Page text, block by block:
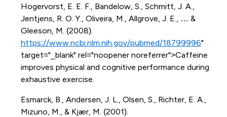
Hogervorst, E. E. F., Bandelow, S., Schmitt, J. A.,
Jentjens, R. O. Y., Oliveira, M., Allgrove, J. E., … &
Gleeson, M. (2008).
https://www.ncbi.nlm.nih.gov/pubmed/18799996"
target="_blank" rel="noopener noreferrer">Caffeine
improves physical and cognitive performance during
exhaustive exercise.
Esmarck, B., Andersen, J. L., Olsen, S., Richter, E. A.,
Mizuno, M., & Kjær, M. (2001).